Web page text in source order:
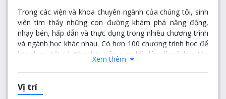
Trong các viện và khoa chuyên ngành của chúng tôi, sinh
viên tìm thấy những con đường khám phá năng động,
nhạy bén, hấp dẫn và thực dụng trong nhiều chương trình
và ngành học khác nhau. Có hơn 100 chương trình học để
lựa chọn, tất cả đều dựa trên cam kết lâu dài về học tập
hợp tác, liên ngành, dựa trên dự án.
Các viện khoa của chúng tôi là trung tâm của cuộc sống
Đại học và đó là nơi chúng tôi đặt nền tảng cho các nhà
Xem thêm
Vị trí